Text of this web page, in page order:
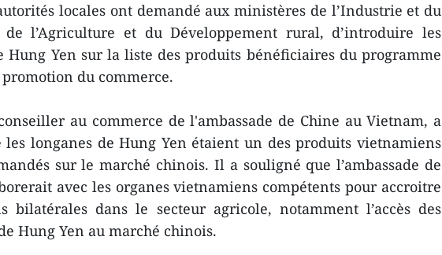
locales ont demandé aux ministères de l’Industrie et du
de l’Agriculture et du Développement rural, d’introduire les
Hung Yen sur la liste des produits bénéficiaires du programme
du commerce.
au commerce de l'ambassade de Chine au Vietnam, a
longanes de Hung Yen étaient un des produits vietnamiens
sur le marché chinois. Il a souligné que l’ambassade de
avec les organes vietnamiens compétents pour accroitre
bilatérales dans le secteur agricole, notamment l’accès des
Hung Yen au marché chinois.